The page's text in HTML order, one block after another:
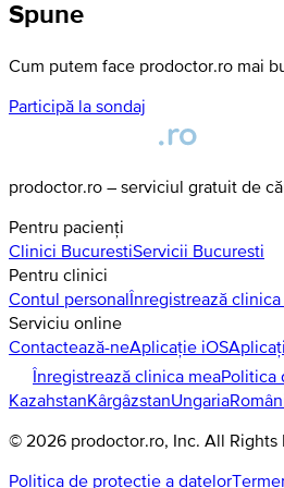
Spune
Cum putem face prodoctor.ro mai
Participă la sondaj
prodoctor.ro – serviciul gratuit de
Pentru pacienți
Clinici BucurestiServicii Bucuresti
Pentru clinici
Contul personalÎnregistrează clinica
Serviciu online
Contactează-neAplicație iOS
Înregistrează clinica meaPolitica
KazahstanKârgâzstanUngaria
© 2026 prodoctor.ro , Inc. All
Politica de protecție a datelor